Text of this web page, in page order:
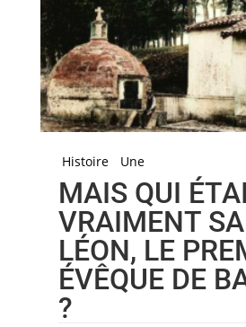
Histoire Une
MAIS QUI
VRAIMENT
LÉON, LE
ÉVÊQUE DE
?